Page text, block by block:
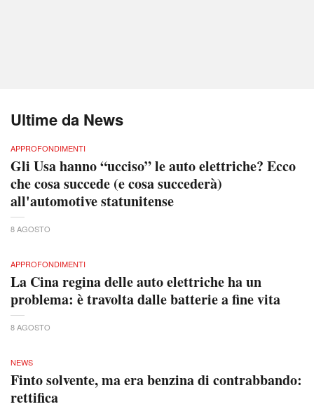
Ultime da News
APPROFONDIMENTI
Gli Usa hanno “ucciso” le auto elettriche? Ecco
che cosa succede (e cosa succederà)
all'automotive statunitense
8 AGOSTO
APPROFONDIMENTI
La Cina regina delle auto elettriche ha un
problema: è travolta dalle batterie a fine vita
8 AGOSTO
NEWS
Finto solvente, ma era benzina di contrabbando:
rettifica